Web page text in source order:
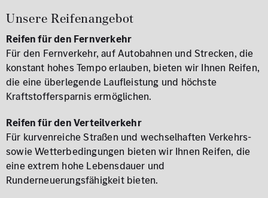
Unsere Reifenangebot
Reifen für den Fernverkehr
Für den Fernverkehr, auf Autobahnen und Strecken, die
konstant hohes Tempo erlauben, bieten wir Ihnen Reifen,
die eine überlegende Laufleistung und höchste
Kraftstoffersparnis ermöglichen.
Reifen für den Verteilverkehr
Für kurvenreiche Straßen und wechselhaften Verkehrs-
sowie Wetterbedingungen bieten wir Ihnen Reifen, die
eine extrem hohe Lebensdauer und
Runderneuerungsfähigkeit bieten.